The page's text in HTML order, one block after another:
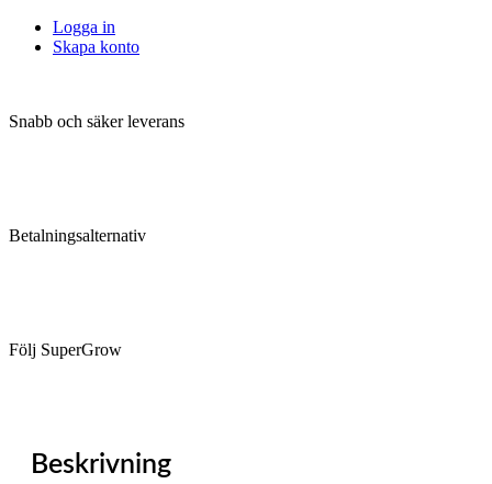
Logga in
Skapa konto
Snabb och säker leverans
Betalningsalternativ
Följ SuperGrow
Beskrivning